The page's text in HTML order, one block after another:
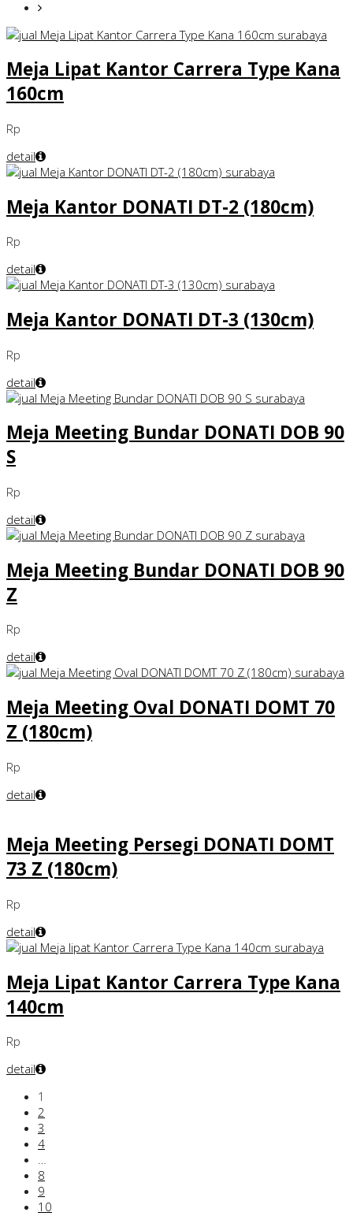
Meja Lipat Kantor Carrera Type Kana
160cm
Rp
detail
Meja Kantor DONATI DT-2 (180cm)
Rp
detail
Meja Kantor DONATI DT-3 (130cm)
Rp
detail
Meja Meeting Bundar DONATI DOB 90
S
Rp
detail
Meja Meeting Bundar DONATI DOB 90
Z
Rp
detail
Meja Meeting Oval DONATI DOMT 70
Z (180cm)
Rp
detail
Meja Meeting Persegi DONATI DOMT
73 Z (180cm)
Rp
detail
Meja Lipat Kantor Carrera Type Kana
140cm
Rp
detail
1
2
3
4
…
8
9
10